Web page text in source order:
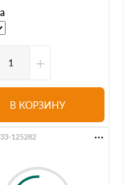
+
В КОРЗИНУ
125282